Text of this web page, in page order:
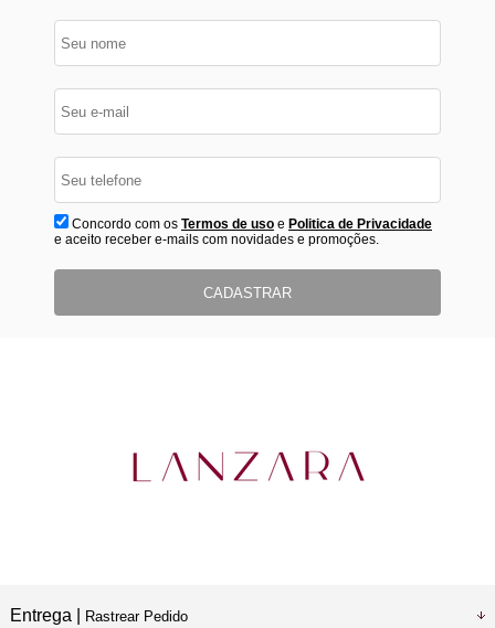
Concordo com os Termos de usoe Politica de Privacidade
e aceito receber e-mails com novidades e promoções.
CADASTRAR
Entrega | Rastrear Pedido